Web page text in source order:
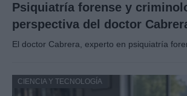
Psiquiatría forense y
perspectiva del doctor
El doctor Cabrera, experto en psiquiatría
CIENCIA Y TECNOLOGÍA